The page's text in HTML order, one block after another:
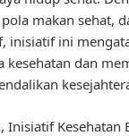
makan sehat,
inisiatif ini
kesehatan dan
Inisiatif Kesehatan